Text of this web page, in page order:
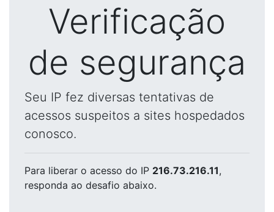
Verificação
de segurança
Seu IP fez diversas tentativas de
acessos suspeitos a sites hospedados
conosco.
Para liberar o acesso do IP 216.73.216.11,
responda ao desafio abaixo.